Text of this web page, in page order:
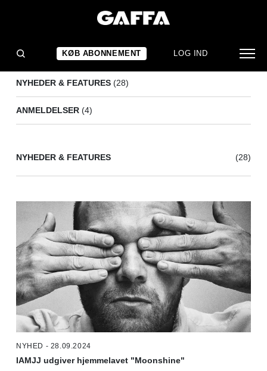
KØB ABONNEMENT LOG IND
NYHEDER & FEATURES (28)
ANMELDELSER (4)
NYHEDER & FEATURES (28)
NYHED - 28.09.2024
IAMJJ udgiver hjemmelavet "Moonshine"